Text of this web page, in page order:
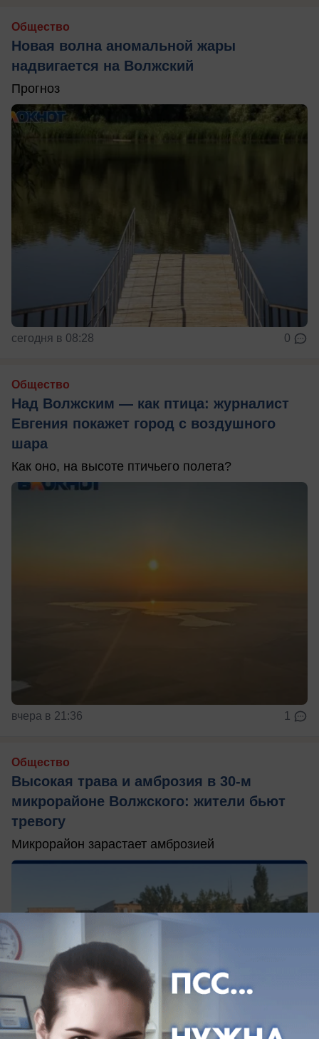
Общество
Новая волна аномальной жары
надвигается на Волжский
Прогноз
сегодня в 08:28 0
Общество
Над Волжским — как птица: журналист
Евгения покажет город с воздушного
шара
Как оно, на высоте птичьего полета?
вчера в 21:36 1
Общество
Высокая трава и амброзия в 30‑м
микрорайоне Волжского: жители бьют
тревогу
Микрорайон зарастает амброзией